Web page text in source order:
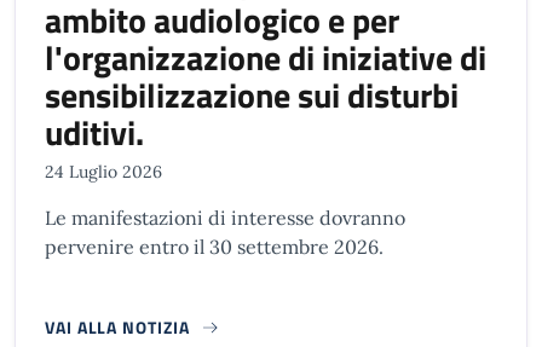
ambito audiologico e per
l'organizzazione di iniziative di
sensibilizzazione sui disturbi
uditivi.
24 Luglio 2026
Le manifestazioni di interesse dovranno
pervenire entro il 30 settembre 2026.
VAI ALLA NOTIZIA